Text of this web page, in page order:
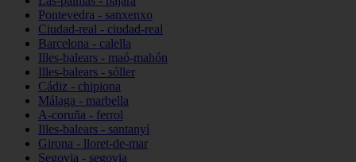
Pontevedra - sanxenxo
Ciudad-real - ciudad-real
Barcelona - calella
Illes-balears - maó-mahón
Illes-balears - sóller
Cádiz - chipiona
Málaga - marbella
A-coruña - ferrol
Illes-balears - santanyí
Girona - lloret-de-mar
Segovia - segovia